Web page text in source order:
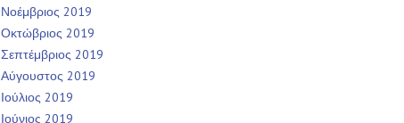
Νοέμβριος 2019
Οκτώβριος 2019
Σεπτέμβριος 2019
Αύγουστος 2019
Ιούλιος 2019
Ιούνιος 2019